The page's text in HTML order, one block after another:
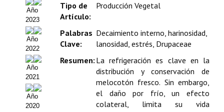
Galería de Fotos
Web AIDA 2.0
REVISTA ITEA
Presentación ITEA
Equipo Editorial
Año
2023
Año
2022
Año
2021
Año
2020
Tipo de
Artículo:
Producción Vegetal
Palabras
Clave:
Decaimiento interno, harinosidad,
lanosidad, estrés, Drupaceae
Resumen: La refrigeración es clave en la
distribución y conservación de
melocotón fresco. Sin embargo,
el daño por frío, un efecto
colateral, limita su vida